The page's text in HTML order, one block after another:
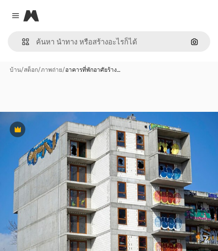
Close menu
Magnific
ค้นหา
บ้าน/สต็อก/ภาพถ่าย/อาคารที่พักอาศัยร้าง…
พรีเมี่ยม